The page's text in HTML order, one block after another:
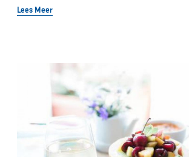
Lees Meer